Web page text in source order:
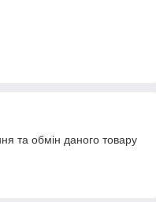
та обмін даного товару